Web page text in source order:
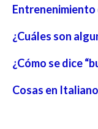
Entrenenimiento
¿Cuáles son
¿Cómo se dice
Cosas en